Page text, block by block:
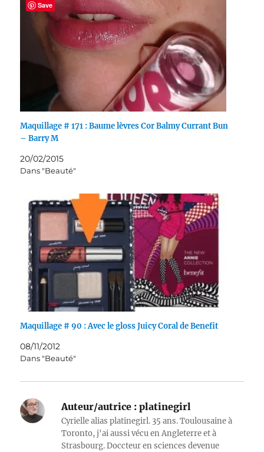
Maquillage # 171 : Baume lèvres Cor Balmy Currant Bun
– Barry M
20/02/2015
Dans "Beauté"
Maquillage # 90 : Avec le gloss Juicy Coral de Benefit
08/11/2012
Dans "Beauté"
Auteur/autrice : platinegirl
Cyrielle alias platinegirl. 35 ans. Toulousaine à
Toronto, j'ai aussi vécu en Angleterre et à
Strasbourg. Doccteur en sciences devenue
Save